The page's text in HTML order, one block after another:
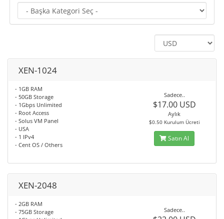
XEN-1024
- 1GB RAM
- 50GB Storage
- 1Gbps Unlimited
- Root Access
- Solus VM Panel
- USA
- 1 IPv4
- Cent OS / Others
Sadece..
$17.00 USD
Aylık
$0.50 Kurulum Ücreti
Satın Al
XEN-2048
- 2GB RAM
- 75GB Storage
Sadece..